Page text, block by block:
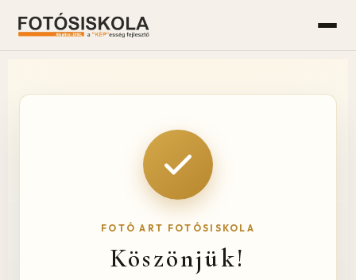
FOTÓ ART FOTÓSISKOLA
Köszönjük!